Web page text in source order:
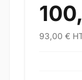
93,00 €